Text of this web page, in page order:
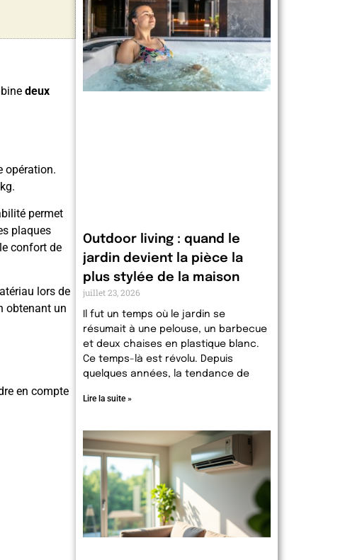
deux
opération.
permet
plaques
confort de
lors de
obtenant un
en compte
Outdoor living : quand le
jardin devient la pièce la
plus stylée de la maison
juillet 23, 2026
Il fut un temps où le jardin se
résumait à une pelouse, un barbecue
et deux chaises en plastique blanc.
Ce temps-là est révolu. Depuis
quelques années, la tendance de
Lire la suite »